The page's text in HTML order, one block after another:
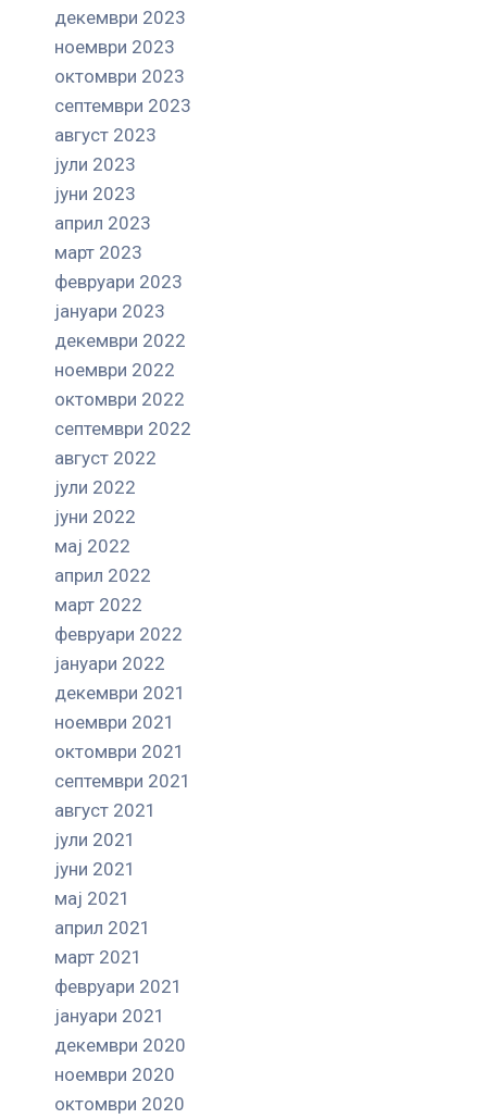
декември 2023
ноември 2023
октомври 2023
септември 2023
август 2023
јули 2023
јуни 2023
април 2023
март 2023
февруари 2023
јануари 2023
декември 2022
ноември 2022
октомври 2022
септември 2022
август 2022
јули 2022
јуни 2022
мај 2022
април 2022
март 2022
февруари 2022
јануари 2022
декември 2021
ноември 2021
октомври 2021
септември 2021
август 2021
јули 2021
јуни 2021
мај 2021
април 2021
март 2021
февруари 2021
јануари 2021
декември 2020
ноември 2020
октомври 2020